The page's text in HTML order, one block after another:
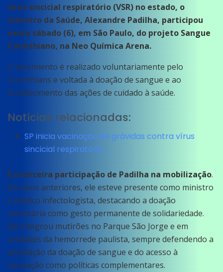
vírus sincicial respiratório (VSR) no estado, o
ministro da Saúde, Alexandre Padilha, participou
neste sábado (6), em São Paulo, do projeto Sangue
Corinthiano, na Neo Química Arena.
O movimento é realizado voluntariamente pelo
Corinthians e voltada à doação de sangue e ao
fortalecimento das ações de cuidado à saúde.
Notícias relacionadas:
SP inicia vacinação de grávidas contra vírus
sincicial respiratório.
É a terceira participação de Padilha na mobilização.
Em anos anteriores, ele esteve presente como ministro
e médico infectologista, destacando a doação
voluntária como gesto permanente de solidariedade.
Ele integrou mutirões no Parque São Jorge e em
unidades da hemorrede paulista, sempre defendendo a
ampliação da doação de sangue e do acesso à
vacinação como políticas complementares.